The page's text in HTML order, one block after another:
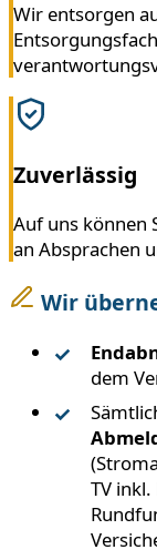
Wir entsorgen
Zuverlässig
Auf uns können
an Absprachen
Wir
dem
TV